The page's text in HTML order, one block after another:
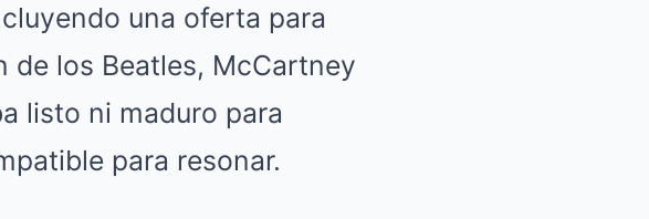
una oferta para
de los Beatles, McCartney
listo ni maduro para
para resonar.